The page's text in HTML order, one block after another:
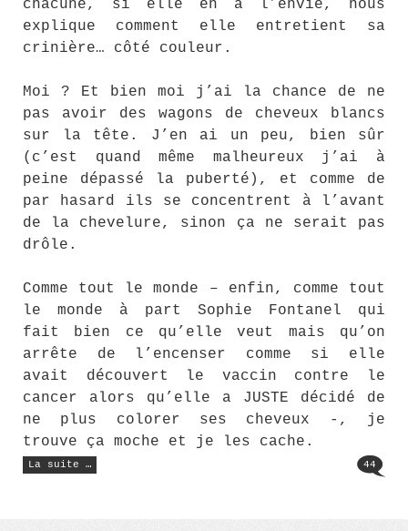
chacune, si elle en a l’envie, nous
explique comment elle entretient sa
crinière… côté couleur.
Moi ? Et bien moi j’ai la chance de ne
pas avoir des wagons de cheveux blancs
sur la tête. J’en ai un peu, bien sûr
(c’est quand même malheureux j’ai à
peine dépassé la puberté), et comme de
par hasard ils se concentrent à l’avant
de la chevelure, sinon ça ne serait pas
drôle.
Comme tout le monde – enfin, comme tout
le monde à part Sophie Fontanel qui
fait bien ce qu’elle veut mais qu’on
arrête de l’encenser comme si elle
avait découvert le vaccin contre le
cancer alors qu’elle a JUSTE décidé de
ne plus colorer ses cheveux -, je
trouve ça moche et je les cache.
La suite …
« Le
spray
44